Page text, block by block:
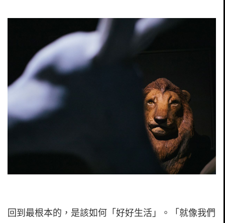
回到最根本的，是該如何「好好生活」。「就像我們